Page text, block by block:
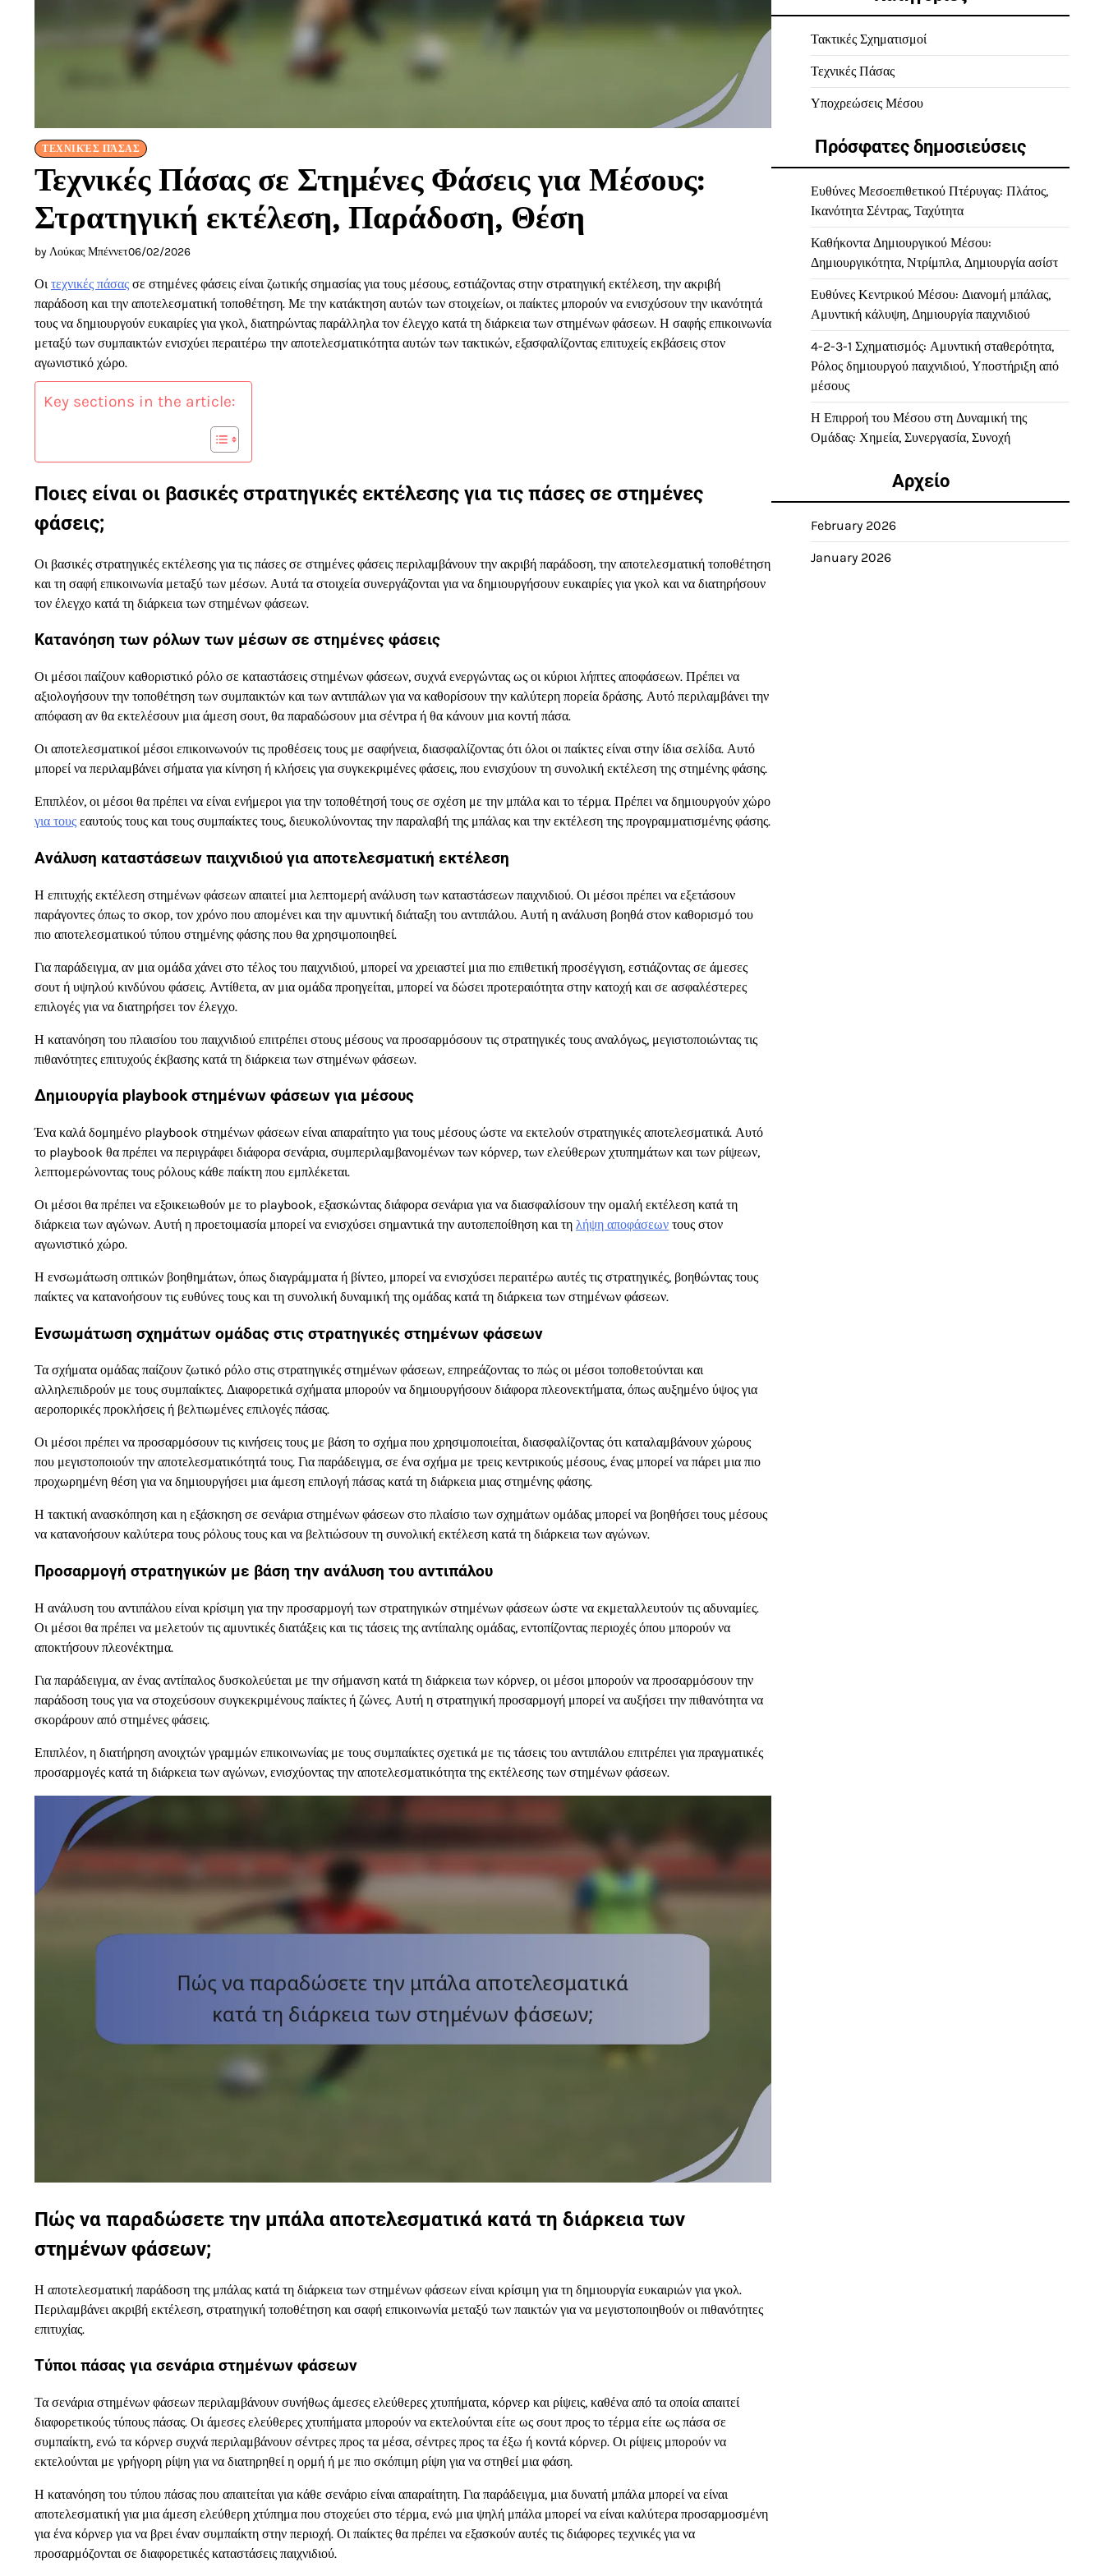
ΤΕΧΝΙΚΈΣ ΠΆΣΑΣ
Τεχνικές Πάσας σε Στημένες Φάσεις για Μέσους:
Στρατηγική εκτέλεση, Παράδοση, Θέση
by Λούκας Μπέννετ06/02/2026
Οιτεχνικές πάσας σε στημένες φάσεις είναι ζωτικής σημασίας για τους μέσους, εστιάζοντας στην στρατηγική εκτέλεση, την ακριβή
παράδοση και την αποτελεσματική τοποθέτηση. Με την κατάκτηση αυτών των στοιχείων, οι παίκτες μπορούν να ενισχύσουν την ικανότητά
τους να δημιουργούν ευκαιρίες για γκολ, διατηρώντας παράλληλα τον έλεγχο κατά τη διάρκεια των στημένων φάσεων. Η σαφής επικοινωνία
μεταξύ των συμπαικτών ενισχύει περαιτέρω την αποτελεσματικότητα αυτών των τακτικών, εξασφαλίζοντας επιτυχείς εκβάσεις στον
αγωνιστικό χώρο.
Key sections in the article:
Ποιες είναι οι βασικές στρατηγικές εκτέλεσης για τις πάσες σε στημένες
φάσεις;
Οι βασικές στρατηγικές εκτέλεσης για τις πάσες σε στημένες φάσεις περιλαμβάνουν την ακριβή παράδοση, την αποτελεσματική τοποθέτηση
και τη σαφή επικοινωνία μεταξύ των μέσων. Αυτά τα στοιχεία συνεργάζονται για να δημιουργήσουν ευκαιρίες για γκολ και να διατηρήσουν
τον έλεγχο κατά τη διάρκεια των στημένων φάσεων.
Κατανόηση των ρόλων των μέσων σε στημένες φάσεις
Οι μέσοι παίζουν καθοριστικό ρόλο σε καταστάσεις στημένων φάσεων, συχνά ενεργώντας ως οι κύριοι λήπτες αποφάσεων. Πρέπει να
αξιολογήσουν την τοποθέτηση των συμπαικτών και των αντιπάλων για να καθορίσουν την καλύτερη πορεία δράσης. Αυτό περιλαμβάνει την
απόφαση αν θα εκτελέσουν μια άμεση σουτ, θα παραδώσουν μια σέντρα ή θα κάνουν μια κοντή πάσα.
Οι αποτελεσματικοί μέσοι επικοινωνούν τις προθέσεις τους με σαφήνεια, διασφαλίζοντας ότι όλοι οι παίκτες είναι στην ίδια σελίδα. Αυτό
μπορεί να περιλαμβάνει σήματα για κίνηση ή κλήσεις για συγκεκριμένες φάσεις, που ενισχύουν τη συνολική εκτέλεση της στημένης φάσης.
Επιπλέον, οι μέσοι θα πρέπει να είναι ενήμεροι για την τοποθέτησή τους σε σχέση με την μπάλα και το τέρμα. Πρέπει να δημιουργούν χώρο
για τους εαυτούς τους και τους συμπαίκτες τους, διευκολύνοντας την παραλαβή της μπάλας και την εκτέλεση της προγραμματισμένης φάσης.
Ανάλυση καταστάσεων παιχνιδιού για αποτελεσματική εκτέλεση
Η επιτυχής εκτέλεση στημένων φάσεων απαιτεί μια λεπτομερή ανάλυση των καταστάσεων παιχνιδιού. Οι μέσοι πρέπει να εξετάσουν
παράγοντες όπως το σκορ, τον χρόνο που απομένει και την αμυντική διάταξη του αντιπάλου. Αυτή η ανάλυση βοηθά στον καθορισμό του
πιο αποτελεσματικού τύπου στημένης φάσης που θα χρησιμοποιηθεί.
Για παράδειγμα, αν μια ομάδα χάνει στο τέλος του παιχνιδιού, μπορεί να χρειαστεί μια πιο επιθετική προσέγγιση, εστιάζοντας σε άμεσες
σουτ ή υψηλού κινδύνου φάσεις. Αντίθετα, αν μια ομάδα προηγείται, μπορεί να δώσει προτεραιότητα στην κατοχή και σε ασφαλέστερες
επιλογές για να διατηρήσει τον έλεγχο.
Η κατανόηση του πλαισίου του παιχνιδιού επιτρέπει στους μέσους να προσαρμόσουν τις στρατηγικές τους αναλόγως, μεγιστοποιώντας τις
πιθανότητες επιτυχούς έκβασης κατά τη διάρκεια των στημένων φάσεων.
Δημιουργία playbook στημένων φάσεων για μέσους
Ένα καλά δομημένο playbook στημένων φάσεων είναι απαραίτητο για τους μέσους ώστε να εκτελούν στρατηγικές αποτελεσματικά. Αυτό
το playbook θα πρέπει να περιγράφει διάφορα σενάρια, συμπεριλαμβανομένων των κόρνερ, των ελεύθερων χτυπημάτων και των ρίψεων,
λεπτομερώνοντας τους ρόλους κάθε παίκτη που εμπλέκεται.
Οι μέσοι θα πρέπει να εξοικειωθούν με το playbook, εξασκώντας διάφορα σενάρια για να διασφαλίσουν την ομαλή εκτέλεση κατά τη
διάρκεια των αγώνων. Αυτή η προετοιμασία μπορεί να ενισχύσει σημαντικά την αυτοπεποίθηση και τη λήψη αποφάσεων τους στον
αγωνιστικό χώρο.
Η ενσωμάτωση οπτικών βοηθημάτων, όπως διαγράμματα ή βίντεο, μπορεί να ενισχύσει περαιτέρω αυτές τις στρατηγικές, βοηθώντας τους
παίκτες να κατανοήσουν τις ευθύνες τους και τη συνολική δυναμική της ομάδας κατά τη διάρκεια των στημένων φάσεων.
Ενσωμάτωση σχημάτων ομάδας στις στρατηγικές στημένων φάσεων
Τα σχήματα ομάδας παίζουν ζωτικό ρόλο στις στρατηγικές στημένων φάσεων, επηρεάζοντας το πώς οι μέσοι τοποθετούνται και
αλληλεπιδρούν με τους συμπαίκτες. Διαφορετικά σχήματα μπορούν να δημιουργήσουν διάφορα πλεονεκτήματα, όπως αυξημένο ύψος για
αεροπορικές προκλήσεις ή βελτιωμένες επιλογές πάσας.
Οι μέσοι πρέπει να προσαρμόσουν τις κινήσεις τους με βάση το σχήμα που χρησιμοποιείται, διασφαλίζοντας ότι καταλαμβάνουν χώρους
που μεγιστοποιούν την αποτελεσματικότητά τους. Για παράδειγμα, σε ένα σχήμα με τρεις κεντρικούς μέσους, ένας μπορεί να πάρει μια πιο
προχωρημένη θέση για να δημιουργήσει μια άμεση επιλογή πάσας κατά τη διάρκεια μιας στημένης φάσης.
Η τακτική ανασκόπηση και η εξάσκηση σε σενάρια στημένων φάσεων στο πλαίσιο των σχημάτων ομάδας μπορεί να βοηθήσει τους μέσους
να κατανοήσουν καλύτερα τους ρόλους τους και να βελτιώσουν τη συνολική εκτέλεση κατά τη διάρκεια των αγώνων.
Προσαρμογή στρατηγικών με βάση την ανάλυση του αντιπάλου
Η ανάλυση του αντιπάλου είναι κρίσιμη για την προσαρμογή των στρατηγικών στημένων φάσεων ώστε να εκμεταλλευτούν τις αδυναμίες.
Οι μέσοι θα πρέπει να μελετούν τις αμυντικές διατάξεις και τις τάσεις της αντίπαλης ομάδας, εντοπίζοντας περιοχές όπου μπορούν να
αποκτήσουν πλεονέκτημα.
Για παράδειγμα, αν ένας αντίπαλος δυσκολεύεται με την σήμανση κατά τη διάρκεια των κόρνερ, οι μέσοι μπορούν να προσαρμόσουν την
παράδοση τους για να στοχεύσουν συγκεκριμένους παίκτες ή ζώνες. Αυτή η στρατηγική προσαρμογή μπορεί να αυξήσει την πιθανότητα να
σκοράρουν από στημένες φάσεις.
Επιπλέον, η διατήρηση ανοιχτών γραμμών επικοινωνίας με τους συμπαίκτες σχετικά με τις τάσεις του αντιπάλου επιτρέπει για πραγματικές
προσαρμογές κατά τη διάρκεια των αγώνων, ενισχύοντας την αποτελεσματικότητα της εκτέλεσης των στημένων φάσεων.
Πώς να παραδώσετε την μπάλα αποτελεσματικά κατά τη διάρκεια των
στημένων φάσεων;
Η αποτελεσματική παράδοση της μπάλας κατά τη διάρκεια των στημένων φάσεων είναι κρίσιμη για τη δημιουργία ευκαιριών για γκολ.
Περιλαμβάνει ακριβή εκτέλεση, στρατηγική τοποθέτηση και σαφή επικοινωνία μεταξύ των παικτών για να μεγιστοποιηθούν οι πιθανότητες
επιτυχίας.
Τύποι πάσας για σενάρια στημένων φάσεων
Τα σενάρια στημένων φάσεων περιλαμβάνουν συνήθως άμεσες ελεύθερες χτυπήματα, κόρνερ και ρίψεις, καθένα από τα οποία απαιτεί
διαφορετικούς τύπους πάσας. Οι άμεσες ελεύθερες χτυπήματα μπορούν να εκτελούνται είτε ως σουτ προς το τέρμα είτε ως πάσα σε
συμπαίκτη, ενώ τα κόρνερ συχνά περιλαμβάνουν σέντρες προς τα μέσα, σέντρες προς τα έξω ή κοντά κόρνερ. Οι ρίψεις μπορούν να
εκτελούνται με γρήγορη ρίψη για να διατηρηθεί η ορμή ή με πιο σκόπιμη ρίψη για να στηθεί μια φάση.
Η κατανόηση του τύπου πάσας που απαιτείται για κάθε σενάριο είναι απαραίτητη. Για παράδειγμα, μια δυνατή μπάλα μπορεί να είναι
αποτελεσματική για μια άμεση ελεύθερη χτύπημα που στοχεύει στο τέρμα, ενώ μια ψηλή μπάλα μπορεί να είναι καλύτερα προσαρμοσμένη
για ένα κόρνερ για να βρει έναν συμπαίκτη στην περιοχή. Οι παίκτες θα πρέπει να εξασκούν αυτές τις διάφορες τεχνικές για να
προσαρμόζονται σε διαφορετικές καταστάσεις παιχνιδιού.
Τακτικές Σχηματισμοί
Τεχνικές Πάσας
Υποχρεώσεις Μέσου
Πρόσφατες δημοσιεύσεις
Ευθύνες Μεσοεπιθετικού Πτέρυγας: Πλάτος,
Ικανότητα Σέντρας, Ταχύτητα
Καθήκοντα Δημιουργικού Μέσου:
Δημιουργικότητα, Ντρίμπλα, Δημιουργία ασίστ
Ευθύνες Κεντρικού Μέσου: Διανομή μπάλας,
Αμυντική κάλυψη, Δημιουργία παιχνιδιού
4-2-3-1 Σχηματισμός: Αμυντική σταθερότητα,
Ρόλος δημιουργού παιχνιδιού, Υποστήριξη από
μέσους
Η Επιρροή του Μέσου στη Δυναμική της
Ομάδας: Χημεία, Συνεργασία, Συνοχή
Αρχείο
February 2026
January 2026